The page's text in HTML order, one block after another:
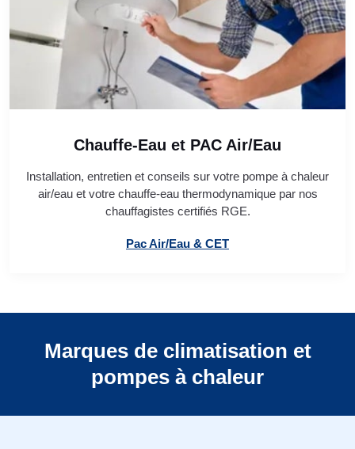
Chauffe-Eau et PAC Air/Eau
Installation, entretien et conseils sur votre pompe à chaleur
air/eau et votre chauffe-eau thermodynamique par nos
chauffagistes certifiés RGE.
Pac Air/Eau & CET
Marques de climatisation et
pompes à chaleur